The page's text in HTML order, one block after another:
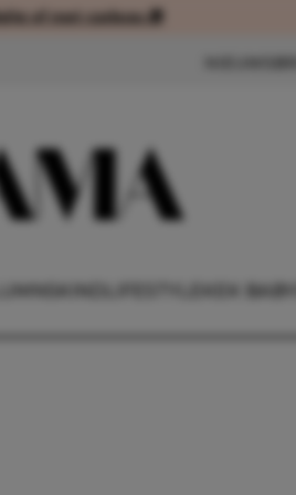
of met cadeau 🎁
Abonneer voordelig of met cadeau